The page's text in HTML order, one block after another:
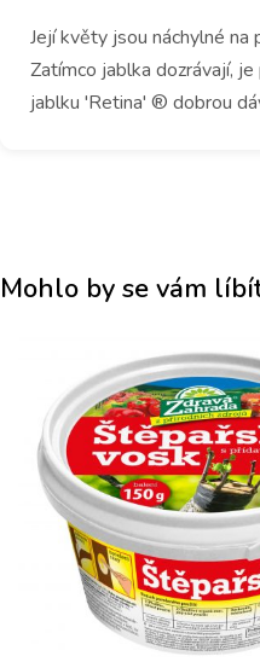
Její květy jsou náchylné na
Zatímco jablka dozrávají,
jablku 'Retina' ® dobrou
Mohlo by se vám